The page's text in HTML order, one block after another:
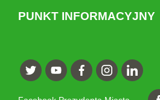
PUNKT INFORMACYJNY